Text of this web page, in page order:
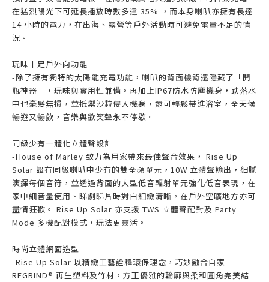
在猛烈陽光下可延長播放時數多達 35% ，而本身喇叭亦擁有長達
14 小時的電力，在出海、露營等戶外活動時可避免電量不足的情
況。
玩味十足戶外向功能
-除了擁有獨特的太陽能充電功能，喇叭的背面機背還隱藏了「開
瓶神器」，玩味與實用性兼備。再加上IP67防水防塵機身，跌落水
中也毫髮無損，並抵禦沙粒侵入機身，還可輕鬆帶進浴室，全天候
暢遊又暢飲，音樂與歡笑聲永不停歇。
同級少有一體化立體聲設計
-House of Marley 致力為用家帶來最佳聲音效果， Rise Up
Solar 設有同級喇叭中少有的雙全頻單元，10W 立體聲輸出，細膩
演繹每個音符，並透過背面的大型低音輻射單元強化低音表現，在
家中細音量使用、睇劇睇片時對白細緻清晰，在戶外空曠地方亦可
盡情狂歡。 Rise Up Solar 亦支援 TWS 立體聲配對及 Party
Mode 多機配對模式，玩法更靈活。
時尚立體網面造型
-Rise Up Solar 以精緻工藝詮釋環保理念，巧妙融合自家
REGRIND® 再生塑料及竹材，方正優雅的輪廓與柔和圓角完美結